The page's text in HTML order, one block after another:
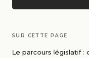
SUR CETTE PAGE
Le parcours législatif :